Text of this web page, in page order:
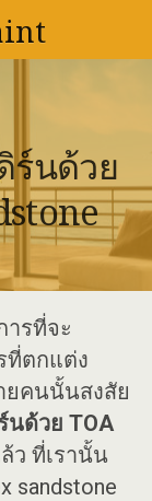
ร์นด้วย
ารที่จะ
ที่ตกแต่ง
ยคนนั้นสงสัย
นด้วย TOA
ว ที่เรานั้น
sandstone